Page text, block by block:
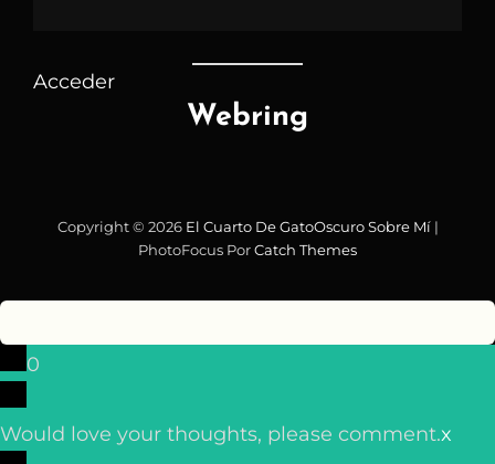
Acceder
Webring
Copyright © 2026 El Cuarto De GatoOscuro Sobre Mí|
PhotoFocus PorCatch Themes
0
Would love your thoughts, please comment.x